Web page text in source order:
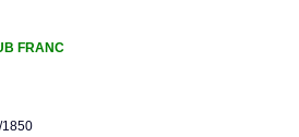
FRANC
1850